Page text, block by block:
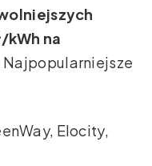
kWh na
Najpopularniejsze
Elocity,